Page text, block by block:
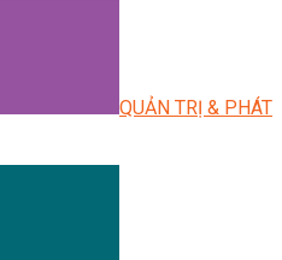
QUẢN TRỊ & PHÁT